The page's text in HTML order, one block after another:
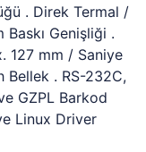
. Direk Termal /
Baskı Genişliği .
127 mm / Saniye
Bellek . RS-232C,
GZPL Barkod
Linux Driver